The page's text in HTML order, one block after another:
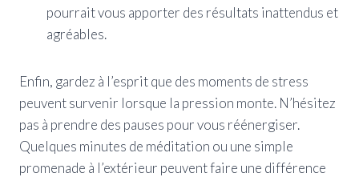
pourrait vous apporter des résultats inattendus et
agréables.
Enfin, gardez à l’esprit que des moments de stress
peuvent survenir lorsque la pression monte. N’hésitez
pas à prendre des pauses pour vous réénergiser.
Quelques minutes de méditation ou une simple
promenade à l’extérieur peuvent faire une différence